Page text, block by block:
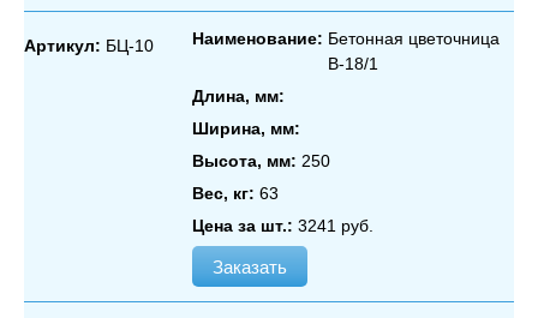
Артикул: БЦ-10 Наименование: Бетонная цветочница
В‑18/1
Длина, мм:
Ширина, мм:
Высота, мм: 250
Вес, кг: 63
Цена за шт.: 3241 руб.
Заказать